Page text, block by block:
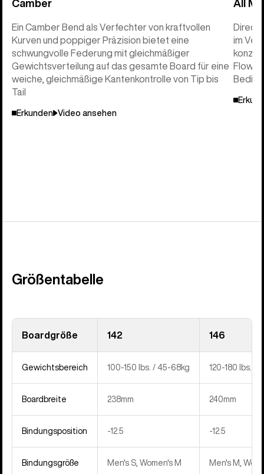
Camber
Ein Camber Bend als Verfechter von kraftvollen
Kurven und poppiger Präzision bietet eine
schwungvolle Federung mit gleichmäßiger
Gewichtsverteilung auf das gesamte Board für eine
weiche, gleichmäßige Kantenkontrolle von Tip bis
Tail
Erkunden Video ansehen
All
im
Flow
Größentabelle
Boardgröße 142 146
Gewichtsbereich 100-150 lbs. / 45-68kg 120-180 lbs. /
Boardbreite 238mm 240mm
Bindungsposition ‍-12.5 ‍-12.5
Bindungsgröße Men's S, Women's M Men's M,